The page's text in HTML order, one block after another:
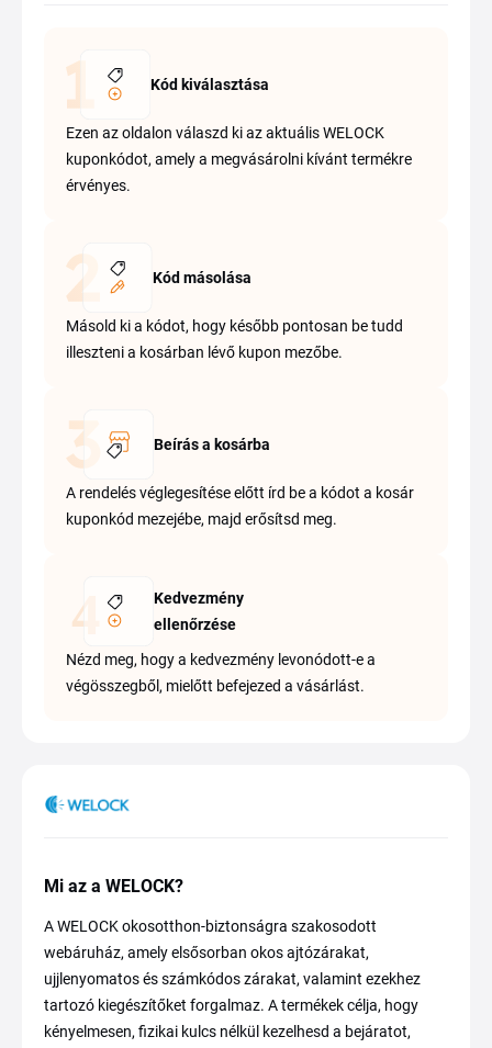
Kód kiválasztása
Ezen az oldalon válaszd ki az aktuális WELOCK
kuponkódot, amely a megvásárolni kívánt termékre
érvényes.
Kód másolása
Másold ki a kódot, hogy később pontosan be tudd
illeszteni a kosárban lévő kupon mezőbe.
Beírás a kosárba
A rendelés véglegesítése előtt írd be a kódot a kosár
kuponkód mezejébe, majd erősítsd meg.
Kedvezmény
ellenőrzése
Nézd meg, hogy a kedvezmény levonódott-e a
végösszegből, mielőtt befejezed a vásárlást.
Mi az a WELOCK?
A WELOCK okosotthon-biztonságra szakosodott
webáruház, amely elsősorban okos ajtózárakat,
ujjlenyomatos és számkódos zárakat, valamint ezekhez
tartozó kiegészítőket forgalmaz. A termékek célja, hogy
kényelmesen, fizikai kulcs nélkül kezelhesd a bejáratot,